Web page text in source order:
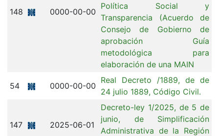
148 0000-00-00
Política Social y
Transparencia (Acuerdo de
Consejo de Gobierno de
aprobación Guía
metodológica para
elaboración de una MAIN
54 0000-00-00
Real Decreto /1889, de de
24 julio 1889, Código Civil.
147 2025-06-01
Decreto-ley 1/2025, de 5 de
junio, de Simplificación
Administrativa de la Región